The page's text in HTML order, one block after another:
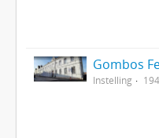
Gombos
Instelling